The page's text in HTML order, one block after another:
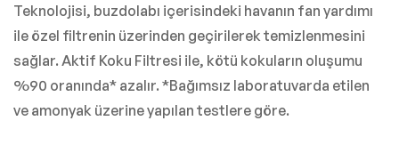
Teknolojisi, buzdolabı içerisindeki havanın fan yardımı
ile özel filtrenin üzerinden geçirilerek temizlenmesini
sağlar. Aktif Koku Filtresi ile, kötü kokuların oluşumu
%90 oranında* azalır. *Bağımsız laboratuvarda etilen
ve amonyak üzerine yapılan testlere göre.